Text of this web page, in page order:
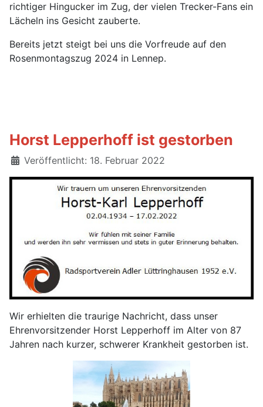
richtiger Hingucker im Zug, der vielen Trecker-Fans ein
Lächeln ins Gesicht zauberte.
Bereits jetzt steigt bei uns die Vorfreude auf den
Rosenmontagszug 2024 in Lennep.
Horst Lepperhoff ist gestorben
Details
Veröffentlicht: 18. Februar 2022
Wir erhielten die traurige Nachricht, dass unser
Ehrenvorsitzender Horst Lepperhoff im Alter von 87
Jahren nach kurzer, schwerer Krankheit gestorben ist.